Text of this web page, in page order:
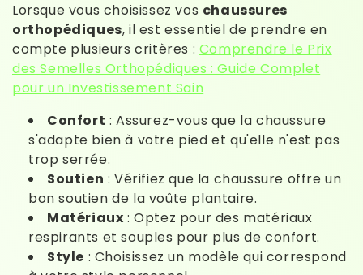
Lorsque vous choisissez vos chaussures
orthopédiques, il est essentiel de prendre en
compte plusieurs critères : Comprendre le Prix
des Semelles Orthopédiques : Guide Complet
pour un Investissement Sain
Confort : Assurez-vous que la chaussure
s'adapte bien à votre pied et qu'elle n'est pas
trop serrée.
Soutien : Vérifiez que la chaussure offre un
bon soutien de la voûte plantaire.
Matériaux : Optez pour des matériaux
respirants et souples pour plus de confort.
Style : Choisissez un modèle qui correspond